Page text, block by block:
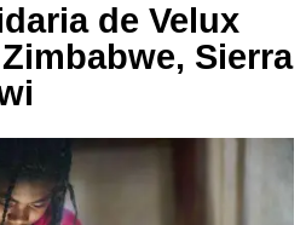
de Velux
Sierra